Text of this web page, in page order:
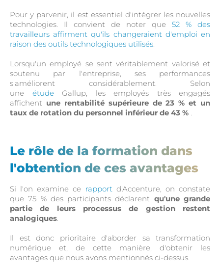
Pour y parvenir, il est essentiel d'intégrer les nouvelles
technologies. Il convient de noter que 52 % des
travailleurs affirment qu'ils changeraient d'emploi en
raison des outils technologiques utilisés.
Lorsqu'un employé se sent véritablement valorisé et
soutenu par l'entreprise, ses performances
s'améliorent considérablement. Selon
une étudeGallup, les employés très engagés
affichent une rentabilité supérieure de 23 % et un
taux de rotation du personnel inférieur de 43 % .
Le rôle de la formation dans
l'obtention de ces avantages
Si l'on examine ce rapportd'Accenture, on constate
que 75 % des participants déclarent qu'une grande
partie de leurs processus de gestion restent
analogiques.
Il est donc prioritaire d'aborder sa transformation
numérique et, de cette manière, d'obtenir les
avantages que nous avons mentionnés ci-dessus.